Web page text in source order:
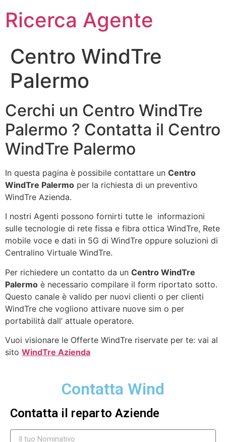
Ricerca Agente
Centro WindTre
Palermo
Cerchi un Centro WindTre
Palermo ? Contatta il Centro
WindTre Palermo
In questa pagina è possibile contattare un Centro
WindTre Palermo per la richiesta di un preventivo
WindTre Azienda.
I nostri Agenti possono fornirti tutte le informazioni
sulle tecnologie di rete fissa e fibra ottica WindTre, Rete
mobile voce e dati in 5G di WindTre oppure soluzioni di
Centralino Virtuale WindTre.
Per richiedere un contatto da un Centro WindTre
Palermo è necessario compilare il form riportato sotto.
Questo canale è valido per nuovi clienti o per clienti
WindTre che vogliono attivare nuove sim o per
portabilità dall’ attuale operatore.
Vuoi visionare le Offerte WindTre riservate per te: vai al
sito WindTre Azienda
Contatta Wind
Contatta il reparto Aziende